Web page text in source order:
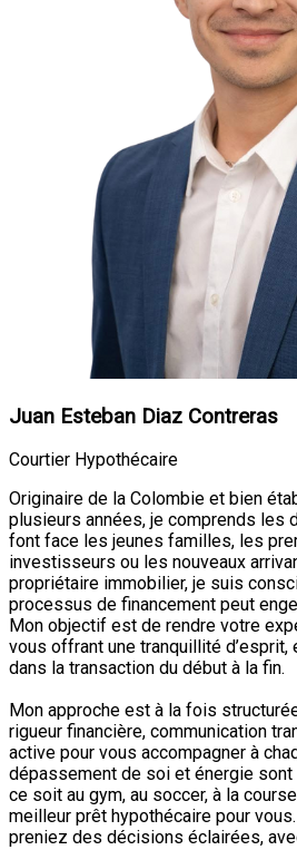
Juan Esteban Diaz Contreras
Courtier Hypothécaire
Originaire de la Colombie et bien
plusieurs années, je comprends les
font face les jeunes familles, les
investisseurs ou les nouveaux
propriétaire immobilier, je suis
processus de financement peut
Mon objectif est de rendre votre
vous offrant une tranquillité d’esprit,
dans la transaction du début à la fin.
Mon approche est à la fois
rigueur financière, communication
active pour vous accompagner à
dépassement de soi et énergie
ce soit au gym, au soccer, à la
meilleur prêt hypothécaire pour
preniez des décisions éclairées,